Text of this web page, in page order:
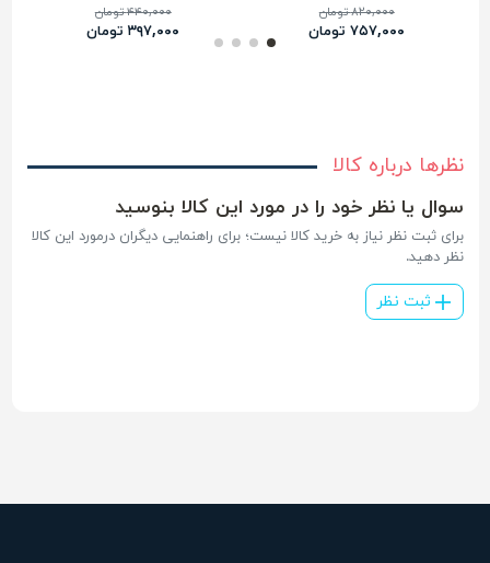
۸۲۰,۰۰۰ تومان
۷۵۷,۰۰۰ تومان
رنگ
۴۴۰,۰۰۰ تومان
۳۹۷,۰۰۰ تومان
نظرها درباره کالا
سوال یا نظر خود را در مورد این کالا بنوسید
برای ثبت نظر نیاز به خرید کالا نیست؛ برای راهنمایی دیگران درمورد این کالا
نظر دهید.
ثبت نظر